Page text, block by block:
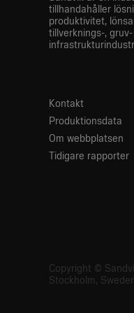
tillhandahåller
produktivitet,
tillverknings-,
Kontakt
Produktionsdata
Om webbplatsen
Tidigare rapporter
Copyright ©
Stockholm,